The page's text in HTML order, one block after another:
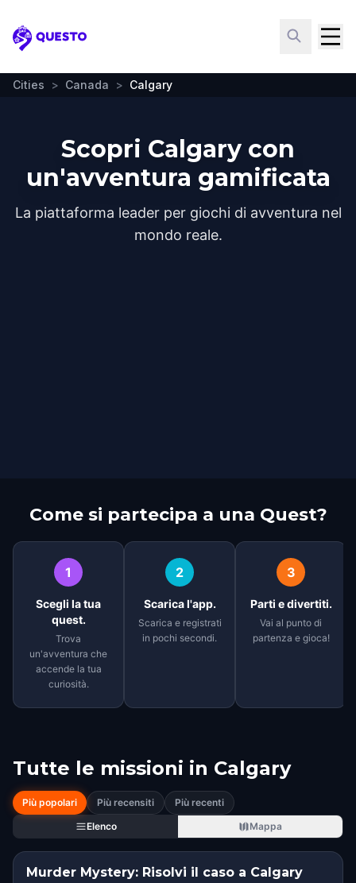
Questo
Cities > Canada > Calgary
Scopri Calgary con
un'avventura gamificata
La piattaforma leader per giochi di avventura nel
mondo reale.
Come si partecipa a una Quest?
1
Scegli la tua
quest.
Trova
un'avventura che
accende la tua
curiosità.
2
Scarica l'app.
Scarica e registrati
in pochi secondi.
3
Parti e divertiti.
Vai al punto di
partenza e gioca!
Tutte le missioni in Calgary
Più popolari Più recensiti
Più recenti
Elenco
Mappa
Murder Mystery: Risolvi il caso a Calgary